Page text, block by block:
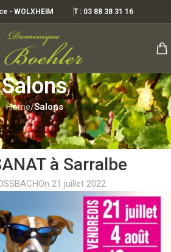
- WOLXHEIM T : 03 88 38 31 16
Salons
Home/Salons
SALONS
TERROIR et de
à Sarralbe
On 21 juillet 2022